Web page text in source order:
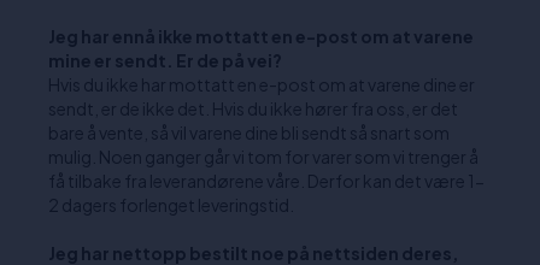
Jeg har ennå ikke mottatt en e-post om at varene
mine er sendt. Er de på vei?
Hvis du ikke har mottatt en e-post om at varene dine er
sendt, er de ikke det. Hvis du ikke hører fra oss, er det
bare å vente, så vil varene dine bli sendt så snart som
mulig. Noen ganger går vi tom for varer som vi trenger å
få tilbake fra leverandørene våre. Derfor kan det være 1-
2 dagers forlenget leveringstid.
Jeg har nettopp bestilt noe på nettsiden deres,